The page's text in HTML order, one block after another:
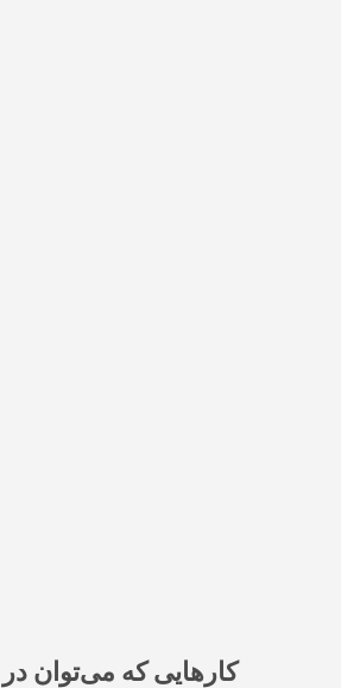
کارهایی که می‌توان در Izmir انجام داد